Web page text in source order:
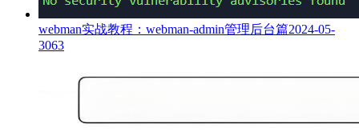
webman实战教程：webman-admin管理后台篇2024-05-
3063